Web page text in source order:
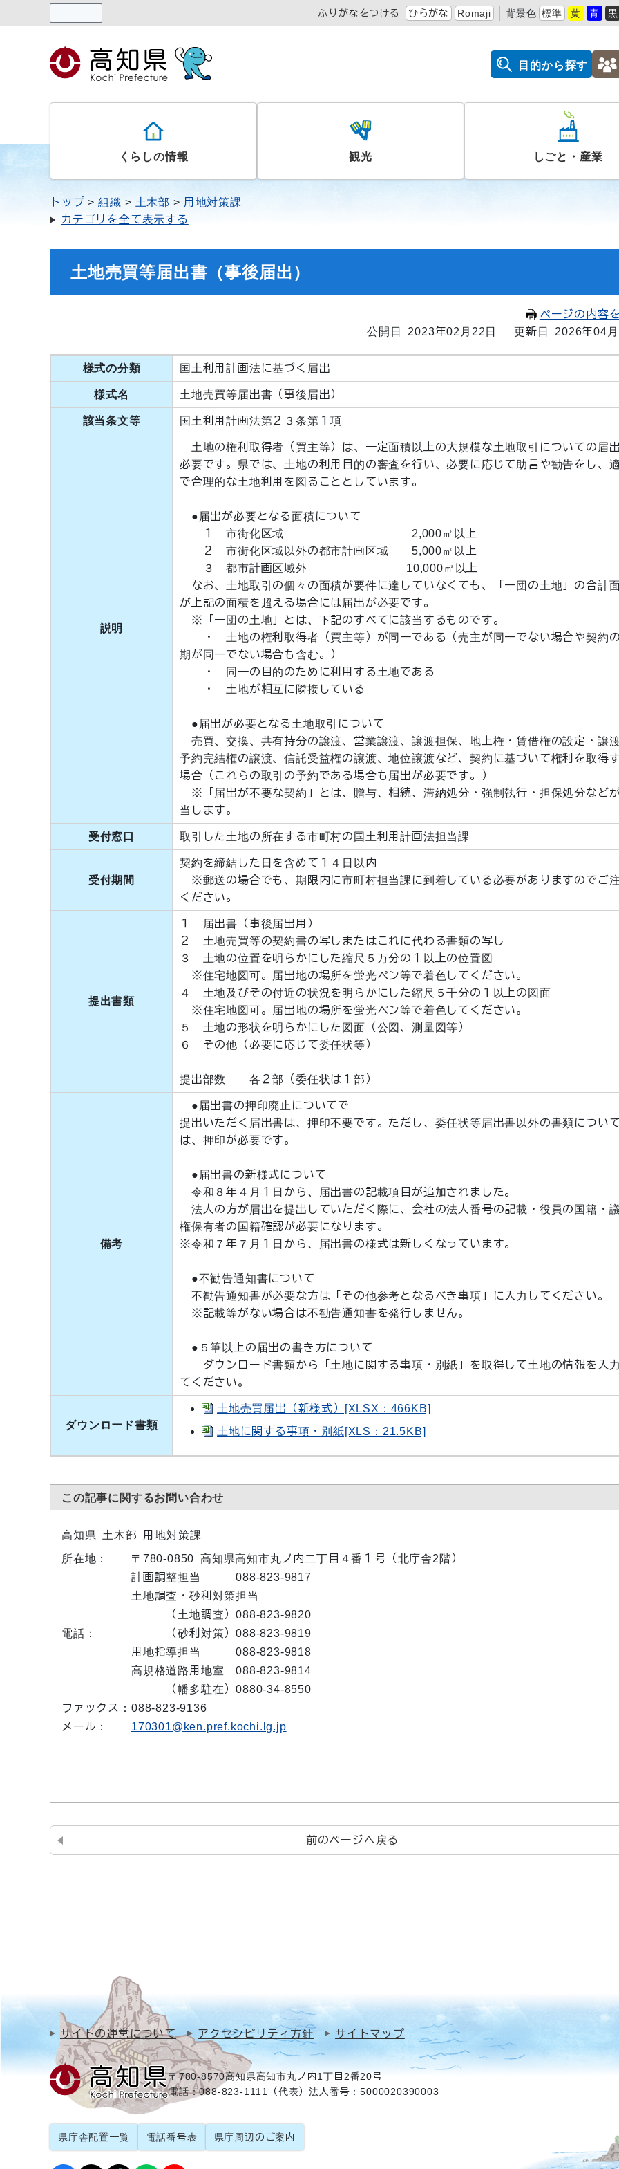
ふりがなをつける ひらがな Romaji 背景色 標準 黄 青 黒
目的から探す
くらしの情報 観光 しごと・産業
トップ 組織 土木部
用地対策課
カテゴリを全て表示する
土地売買等届出書（事後届出）
ページの内容
公開日 2023年02月22日
更新日 2026年04
様式の分類 国土利用計画法に基づく届出
様式名 土地売買等届出書（事後届出）
該当条文等 国土利用計画法第２３条第１項
説明
土地の権利取得者（買主等）は、一定面積以上の大規模な土地取引についての届
必要です。県では、土地の利用目的の審査を行い、必要に応じて助言や勧告をし、
で合理的な土地利用を図ることとしています。
●届出が必要となる面積について
１ 市街化区域 2,000㎡以上
２ 市街化区域以外の都市計画区域 5,000㎡以上
３ 都市計画区域外 10,000㎡以上
なお、土地取引の個々の面積が要件に達していなくても、「一団の土地」の合計
が上記の面積を超える場合には届出が必要です。
※「一団の土地」とは、下記のすべてに該当するものです。
・ 土地の権利取得者（買主等）が同一である（売主が同一でない場合や契約
期が同一でない場合も含む。）
・ 同一の目的のために利用する土地である
・ 土地が相互に隣接している
●届出が必要となる土地取引について
売買、交換、共有持分の譲渡、営業譲渡、譲渡担保、地上権・賃借権の設定・譲
予約完結権の譲渡、信託受益権の譲渡、地位譲渡など、契約に基づいて権利を取得
場合（これらの取引の予約である場合も届出が必要です。）
※「届出が不要な契約」とは、贈与、相続、滞納処分・強制執行・担保処分など
当します。
受付窓口 取引した土地の所在する市町村の国土利用計画法担当課
受付期間
契約を締結した日を含めて１４日以内
※郵送の場合でも、期限内に市町村担当課に到着している必要がありますのでご
ください。
提出書類
１ 届出書（事後届出用）
２ 土地売買等の契約書の写しまたはこれに代わる書類の写し
３ 土地の位置を明らかにした縮尺５万分の１以上の位置図
※住宅地図可。届出地の場所を蛍光ペン等で着色してください。
４ 土地及びその付近の状況を明らかにした縮尺５千分の１以上の図面
※住宅地図可。届出地の場所を蛍光ペン等で着色してください。
５ 土地の形状を明らかにした図面（公図、測量図等）
６ その他（必要に応じて委任状等）
提出部数 各２部（委任状は１部）
備考
●届出書の押印廃止についてで
提出いただく届出書は、押印不要です。ただし、委任状等届出書以外の書類につい
は、押印が必要です。
●届出書の新様式について
令和８年４月１日から、届出書の記載項目が追加されました。
法人の方が届出を提出していただく際に、会社の法人番号の記載・役員の国籍・
権保有者の国籍確認が必要になります。
※令和７年７月１日から、届出書の様式は新しくなっています。
●不勧告通知書について
不勧告通知書が必要な方は「その他参考となるべき事項」に入力してください。
※記載等がない場合は不勧告通知書を発行しません。
●５筆以上の届出の書き方について
ダウンロード書類から「土地に関する事項・別紙」を取得して土地の情報を入
てください。
ダウンロード書類
土地売買届出（新様式）[XLSX：466KB]
土地に関する事項・別紙[XLS：21.5KB]
この記事に関するお問い合わせ
高知県 土木部 用地対策課
所在地： 〒780-0850 高知県高知市丸ノ内二丁目４番１号（北庁舎2階）
電話：
計画調整担当 088-823-9817
土地調査・砂利対策担当
（土地調査）088-823-9820
（砂利対策）088-823-9819
用地指導担当 088-823-9818
高規格道路用地室 088-823-9814
（幡多駐在）0880-34-8550
ファックス： 088-823-9136
メール：
170301@ken.pref.kochi.lg.jp
前のページへ戻る
サイトの運営について アクセシビリティ方針 サイトマップ
〒780-8570高知県高知市丸ノ内1丁目2番20号
電話：088-823-1111（代表）法人番号：5000020390003
県庁舎配置一覧 電話番号表 県庁周辺のご案内